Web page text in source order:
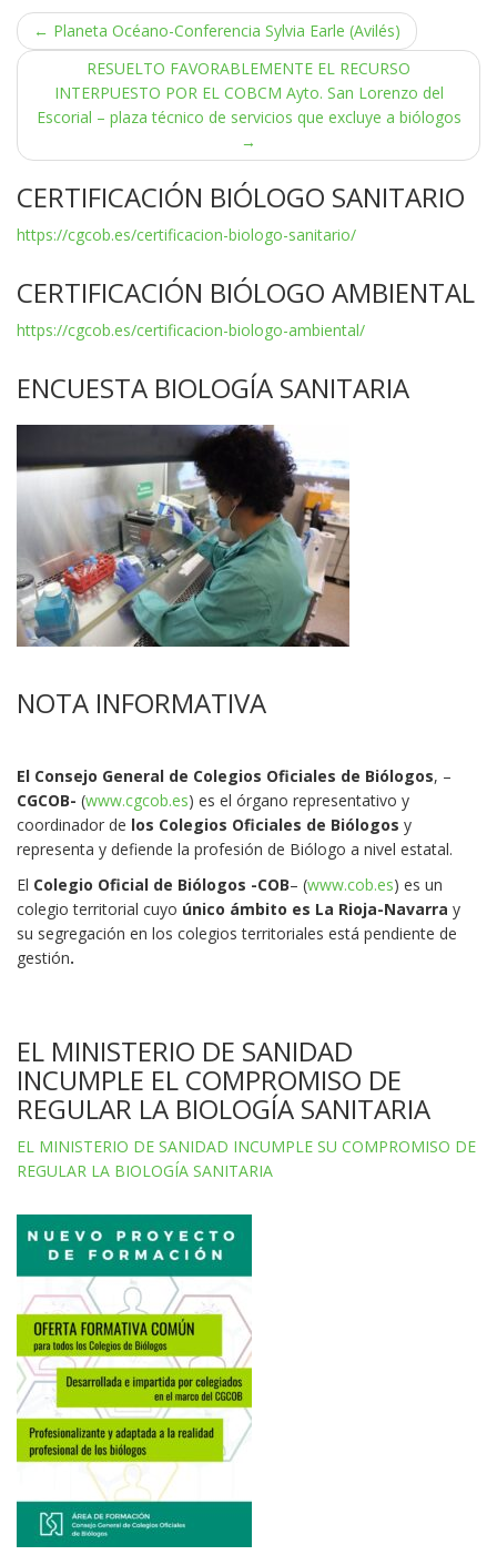
Navegación
de
entradas
← Planeta Océano-Conferencia Sylvia Earle (Avilés)
RESUELTO FAVORABLEMENTE EL RECURSO
INTERPUESTO POR EL COBCM Ayto. San Lorenzo del
Escorial – plaza técnico de servicios que excluye a biólogos
→
CERTIFICACIÓN BIÓLOGO SANITARIO
https://cgcob.es/certificacion-biologo-sanitario/
CERTIFICACIÓN BIÓLOGO AMBIENTAL
https://cgcob.es/certificacion-biologo-ambiental/
ENCUESTA BIOLOGÍA SANITARIA
NOTA INFORMATIVA
El Consejo General de Colegios Oficiales de Biólogos, –
CGCOB- (www.cgcob.es) es el órgano representativo y
coordinador de los Colegios Oficiales de Biólogos y
representa y defiende la profesión de Biólogo a nivel estatal.
El Colegio Oficial de Biólogos -COB– (www.cob.es) es un
colegio territorial cuyo único ámbito es La Rioja-Navarra y
su segregación en los colegios territoriales está pendiente de
gestión.
EL MINISTERIO DE SANIDAD
INCUMPLE EL COMPROMISO DE
REGULAR LA BIOLOGÍA SANITARIA
EL MINISTERIO DE SANIDAD INCUMPLE SU COMPROMISO DE
REGULAR LA BIOLOGÍA SANITARIA